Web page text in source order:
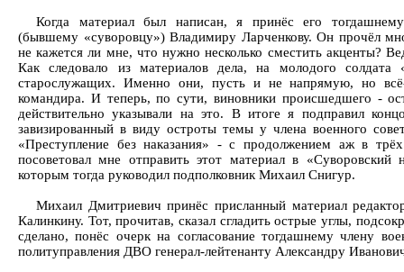
Когда материал был написан, я принёс его
(бывшему «суворовцу») Владимиру Ларченкову. Он прочёл
не кажется ли мне, что нужно несколько сместить акценты?
Как следовало из материалов дела, на молодого солдата
старослужащих. Именно они, пусть и не напрямую, но всё-
командира. И теперь, по сути, виновники происшедшего -
действительно указывали на это. В итоге я подправил
завизированный в виду остроты темы у члена военного
«Преступление без наказания» - с продолжением аж в
посоветовал мне отправить этот материал в
которым тогда руководил подполковник Михаил Снигур.
Михаил Дмитриевич принёс присланный материал
Калинкину. Тот, прочитав, сказал сгладить острые углы,
сделано, понёс очерк на согласование тогдашнему члену
политуправления ДВО генерал-лейтенанту Александру